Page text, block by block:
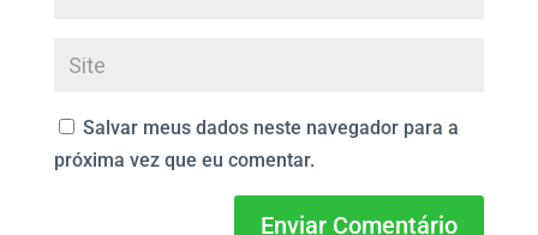
Salvar meus dados neste navegador para a
próxima vez que eu comentar.